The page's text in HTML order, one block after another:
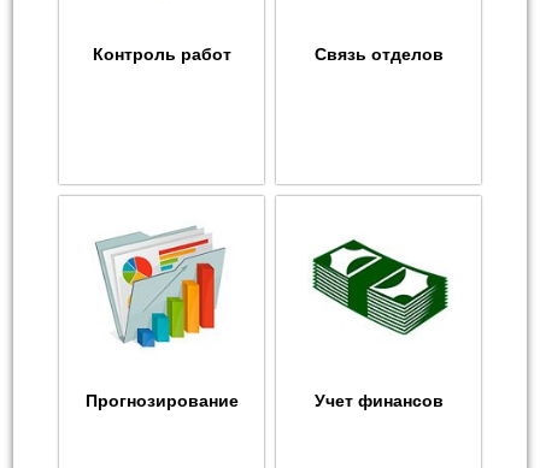
Контроль работ Связь отделов
Прогнозирование Учет финансов